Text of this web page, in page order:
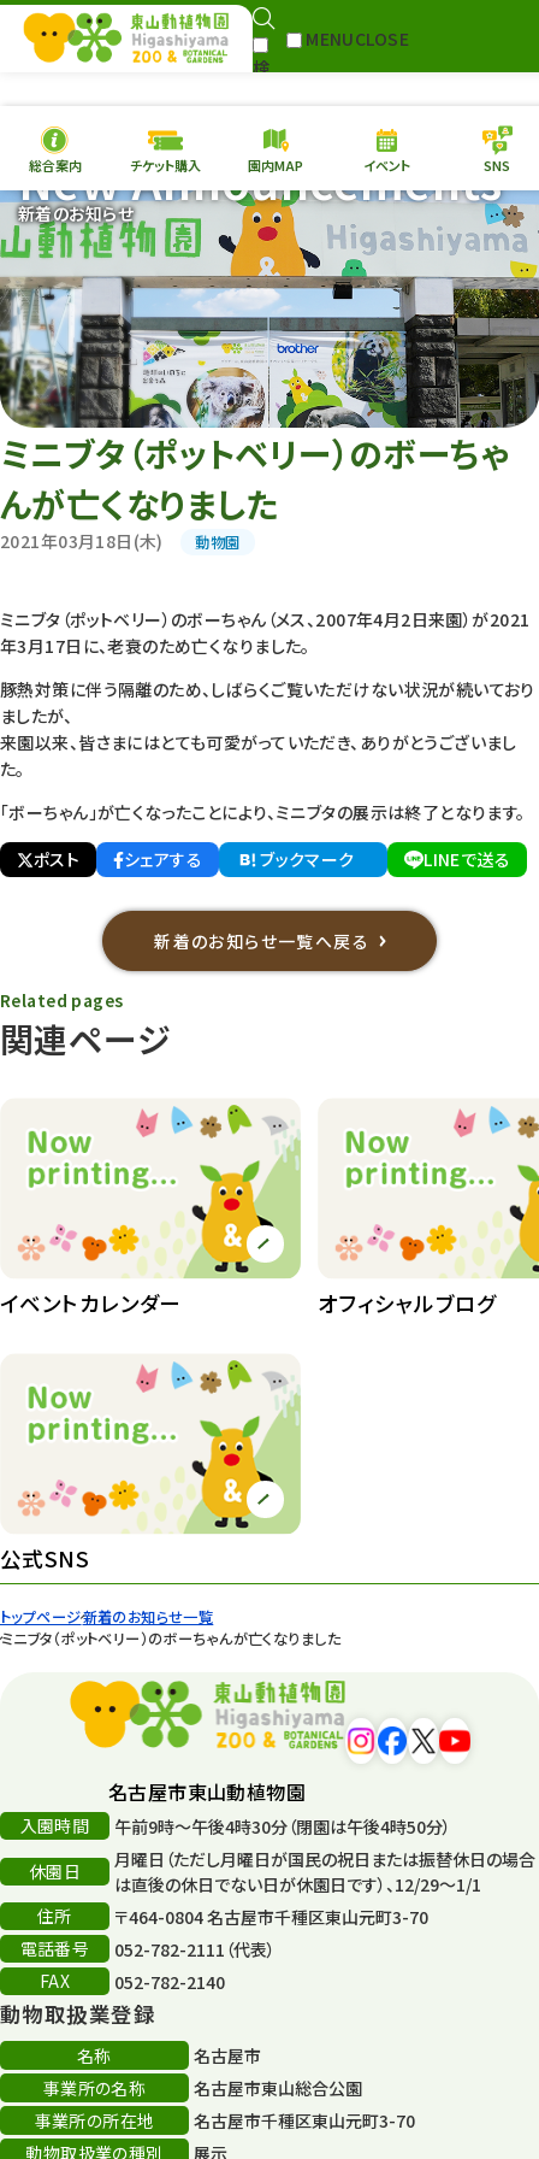
検
MENUCLOSE
本日の開園情報 チケ
園内MAP イベント
総合案内
動物園 植物園
再生プラン
東山動植物園
への支援
環境教育
総合案内 チケット購入 園内MAP イベント SNS
新着のお知らせ
New Announcements
トップページ新着のお知らせ一覧
ミニブタ（ポットベリー）のボーちゃんが亡くなりました
ミニブタ（ポットベリー）のボーちゃ
んが亡くなりました
2021年03月18日(木) 動物園
ミニブタ（ポットベリー）のボーちゃん（メス、2007年4月2日来園）が2021
年3月17日に、老衰のため亡くなりました。
豚熱対策に伴う隔離のため、しばらくご覧いただけない状況が続いており
ましたが、
来園以来、皆さまにはとても可愛がっていただき、ありがとうございまし
た。
「ボーちゃん」が亡くなったことにより、ミニブタの展示は終了となります。
ポスト
シェアする ブックマーク LINEで送る
新着のお知らせ一覧へ戻る
関連ページ
Related pages
イベントカレンダー オフィシャルブログ
公式SNS
名古屋市東山動植物園
入園時間
午前9時～午後4時30分（閉園は午後4時50分）
休園日
月曜日（ただし月曜日が国民の祝日または振替休日の場合
は直後の休日でない日が休園日です）、12/29～1/1
住所
〒464-0804 名古屋市千種区東山元町3-70
電話番号
052-782-2111（代表）
FAX
052-782-2140
動物取扱業登録
名称
名古屋市
事業所の名称
名古屋市東山総合公園
事業所の所在地
名古屋市千種区東山元町3-70
動物取扱業の種別
展示